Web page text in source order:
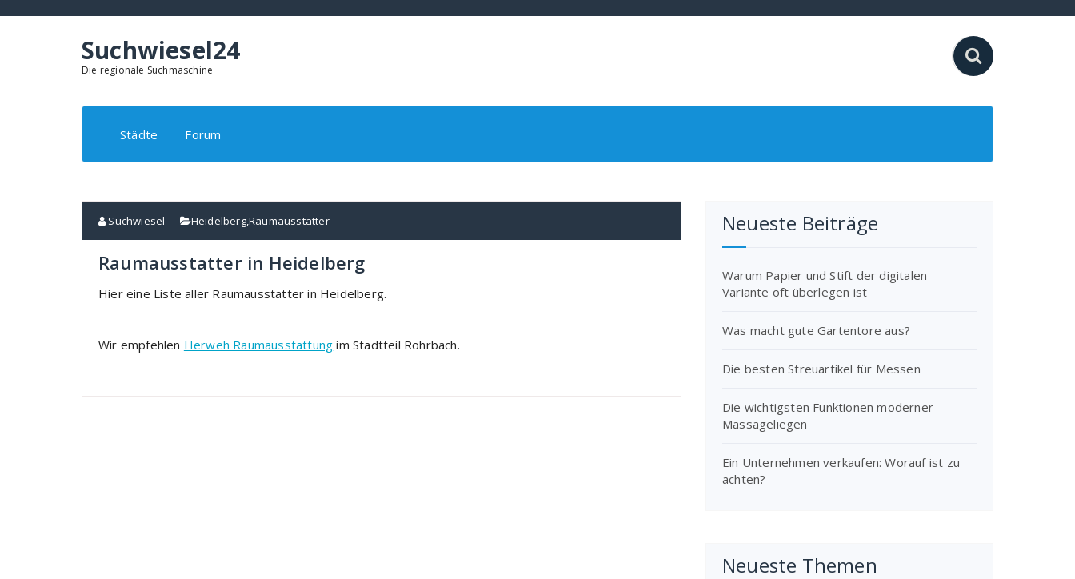
Suchwiesel24
Die regionale Suchmaschine
Städte Forum
Suchwiesel Heidelberg,Raumausstatter
Raumausstatter in Heidelberg
Hier eine Liste aller Raumausstatter in Heidelberg.
Wir empfehlen Herweh Raumausstattung im Stadtteil Rohrbach.
Neueste Beiträge
Warum Papier und Stift der digitalen
Variante oft überlegen ist
Was macht gute Gartentore aus?
Die besten Streuartikel für Messen
Die wichtigsten Funktionen moderner
Massageliegen
Ein Unternehmen verkaufen: Worauf ist zu
achten?
Neueste Themen